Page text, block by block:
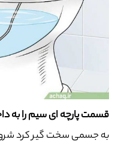
قسمت پارچه ای سیم را به
به جسمی سخت گیر کرد